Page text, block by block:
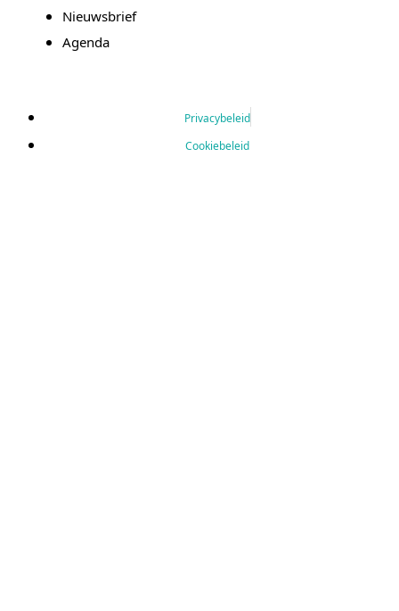
Nieuwsbrief
Agenda
Privacybeleid
Cookiebeleid